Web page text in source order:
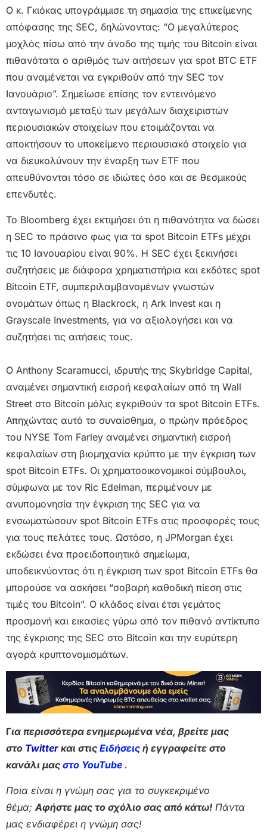
Ο κ. Γκιόκας υπογράμμισε τη σημασία της επικείμενης
απόφασης της SEC, δηλώνοντας: “Ο μεγαλύτερος
μοχλός πίσω από την άνοδο της τιμής του Bitcoin είναι
πιθανότατα ο αριθμός των αιτήσεων για spot BTC ETF
που αναμένεται να εγκριθούν από την SEC τον
Ιανουάριο”. Σημείωσε επίσης τον εντεινόμενο
ανταγωνισμό μεταξύ των μεγάλων διαχειριστών
περιουσιακών στοιχείων που ετοιμάζονται να
αποκτήσουν το υποκείμενο περιουσιακό στοιχείο για
να διευκολύνουν την έναρξη των ETF που
απευθύνονται τόσο σε ιδιώτες όσο και σε θεσμικούς
επενδυτές.
Το Bloomberg έχει εκτιμήσει ότι η πιθανότητα να δώσει
η SEC το πράσινο φως για τα spot Bitcoin ETFs μέχρι
τις 10 Ιανουαρίου είναι 90%. Η SEC έχει ξεκινήσει
συζητήσεις με διάφορα χρηματιστήρια και εκδότες spot
Bitcoin ETF, συμπεριλαμβανομένων γνωστών
ονομάτων όπως η Blackrock, η Ark Invest και η
Grayscale Investments, για να αξιολογήσει και να
συζητήσει τις αιτήσεις τους.
Ο Anthony Scaramucci, ιδρυτής της Skybridge Capital,
αναμένει σημαντική εισροή κεφαλαίων από τη Wall
Street στο Bitcoin μόλις εγκριθούν τα spot Bitcoin ETFs.
Απηχώντας αυτό το συναίσθημα, ο πρώην πρόεδρος
του NYSE Tom Farley αναμένει σημαντική εισροή
κεφαλαίων στη βιομηχανία κρύπτο με την έγκριση των
spot Bitcoin ETFs. Οι χρηματοοικονομικοί σύμβουλοι,
σύμφωνα με τον Ric Edelman, περιμένουν με
ανυπομονησία την έγκριση της SEC για να
ενσωματώσουν spot Bitcoin ETFs στις προσφορές τους
για τους πελάτες τους. Ωστόσο, η JPMorgan έχει
εκδώσει ένα προειδοποιητικό σημείωμα,
υποδεικνύοντας ότι η έγκριση των spot Bitcoin ETFs θα
μπορούσε να ασκήσει “σοβαρή καθοδική πίεση στις
τιμές του Bitcoin”. Ο κλάδος είναι έτσι γεμάτος
προσμονή και εικασίες γύρω από τον πιθανό αντίκτυπο
της έγκρισης της SEC στο Bitcoin και την ευρύτερη
αγορά κρυπτονομισμάτων.
Για περισσότερα ενημερωμένα νέα, βρείτε μας
στο Twitter και στις Ειδήσεις ή εγγραφείτε στο
κανάλι μας στο YouTube .
Ποια είναι η γνώμη σας για το συγκεκριμένο
θέμα; Αφήστε μας το σχόλιο σας από κάτω! Πάντα
μας ενδιαφέρει η γνώμη σας!